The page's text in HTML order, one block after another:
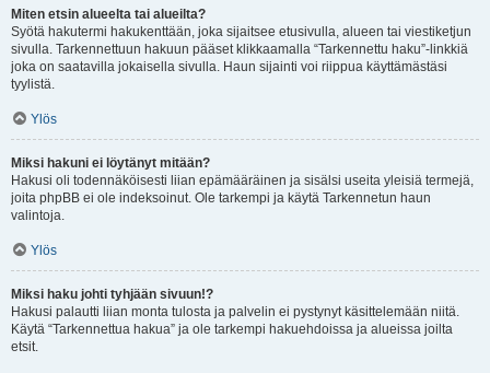
Miten etsin alueelta tai alueilta?
Syötä hakutermi hakukenttään, joka sijaitsee etusivulla, alueen tai viestiketjun
sivulla. Tarkennettuun hakuun pääset klikkaamalla “Tarkennettu haku”-linkkiä
joka on saatavilla jokaisella sivulla. Haun sijainti voi riippua käyttämästäsi
tyylistä.
Ylös
Miksi hakuni ei löytänyt mitään?
Hakusi oli todennäköisesti liian epämääräinen ja sisälsi useita yleisiä termejä,
joita phpBB ei ole indeksoinut. Ole tarkempi ja käytä Tarkennetun haun
valintoja.
Ylös
Miksi haku johti tyhjään sivuun!?
Hakusi palautti liian monta tulosta ja palvelin ei pystynyt käsittelemään niitä.
Käytä “Tarkennettua hakua” ja ole tarkempi hakuehdoissa ja alueissa joilta
etsit.